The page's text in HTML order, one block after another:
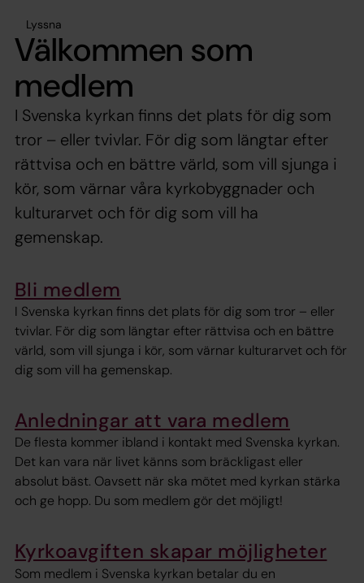
Lyssna
Välkommen som
medlem
I Svenska kyrkan finns det plats för dig som
tror – eller tvivlar. För dig som längtar efter
rättvisa och en bättre värld, som vill sjunga i
kör, som värnar våra kyrkobyggnader och
kulturarvet och för dig som vill ha
gemenskap.
Bli medlem
I Svenska kyrkan finns det plats för dig som tror – eller
tvivlar. För dig som längtar efter rättvisa och en bättre
värld, som vill sjunga i kör, som värnar kulturarvet och för
dig som vill ha gemenskap.
Anledningar att vara medlem
De flesta kommer ibland i kontakt med Svenska kyrkan.
Det kan vara när livet känns som bräckligast eller
absolut bäst. Oavsett när ska mötet med kyrkan stärka
och ge hopp. Du som medlem gör det möjligt!
Kyrkoavgiften skapar möjligheter
Som medlem i Svenska kyrkan betalar du en